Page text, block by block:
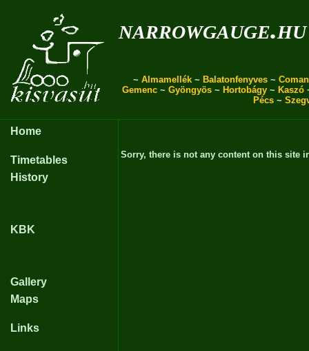
narrowgauge.hu
~ Almamellék ~ Balatonfenyves ~
Gemenc ~ Gyöngyös ~ Hortobágy ~ Kaszó
Pécs ~
Home
Timetables
History
KBK
Gallery
Maps
Links
Sorry, there is not any content on this site